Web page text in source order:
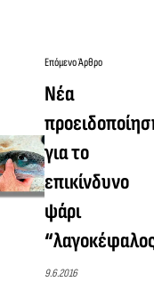
Επόμενο Άρθρο
Νέα
για το
επικίνδυνο
ψάρι
9.6.2016